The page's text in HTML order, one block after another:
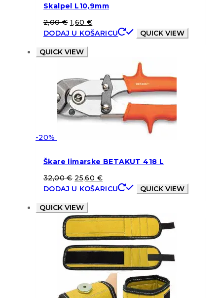
Skalpel L10,9mm
2,00€ 1,60 €
DODAJ U KOŠARICU
QUICK VIEW
QUICK VIEW
-20%
Škare limarske BETAKUT 418 L
32,00€ 25,60 €
DODAJ U KOŠARICU
QUICK VIEW
QUICK VIEW